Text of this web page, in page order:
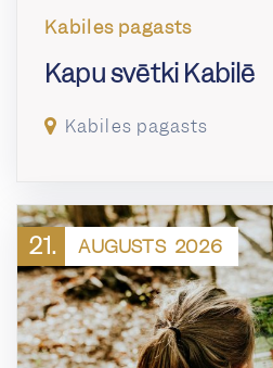
Kabiles pagasts
Kapu svētki Kabilē
Kabiles pagasts
21. AUGUSTS 2026